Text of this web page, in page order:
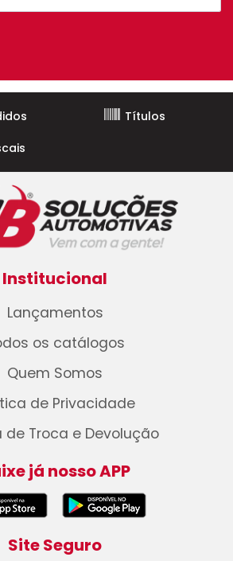
Títulos
Institucional
Lançamentos
os catálogos
Quem Somos
de Privacidade
de Troca e Devolução
já nosso APP
Site Seguro